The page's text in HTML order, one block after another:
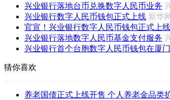
兴业银行落地台币兑换数字人民币业务
兴业银行数字人民币钱包正式上线 新华
官宣！兴业银行数字人民币钱包正式上线
兴业银行落地数字人民币基金支付服务
兴业银行首个台胞数字人民币钱包在厦
猜你喜欢
养老国债正式上线开售 个人养老金品类